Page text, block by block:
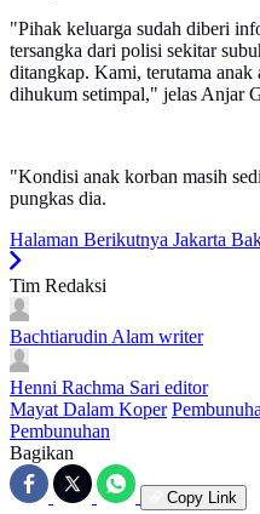
"Pihak keluarga sudah diberi
tersangka dari polisi sekitar
ditangkap. Kami, terutama anak
dihukum setimpal," jelas Anjar
"Kondisi anak korban masih
pungkas dia.
Halaman Berikutnya Jakarta
Tim Redaksi
Bachtiarudin Alam writer
Henni Rachma Sari editor
Mayat Dalam Koper
Pembunuhan
Bagikan
Copy Link